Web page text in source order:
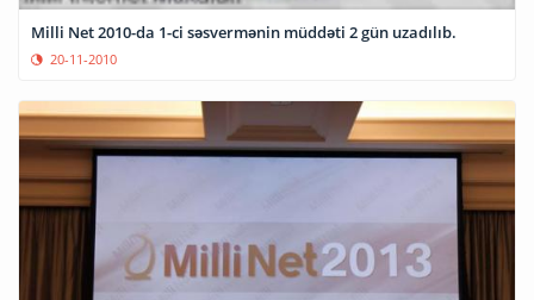
Milli Net 2010-da 1-ci səsvermənin müddəti 2 gün uzadılıb.
20-11-2010